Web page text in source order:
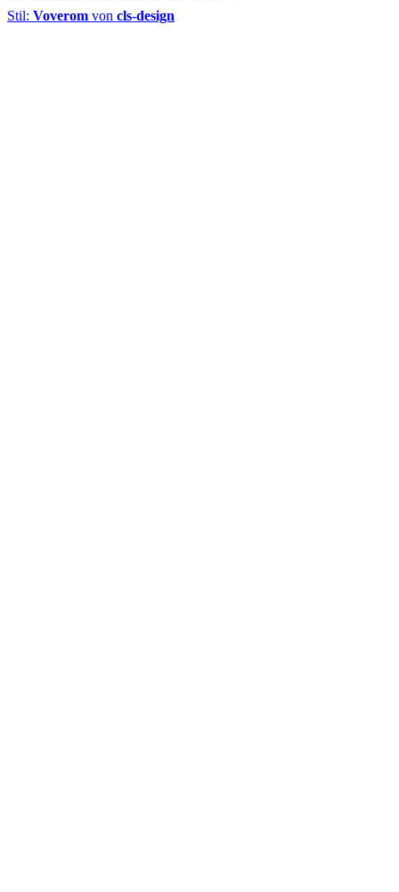
Stil: Voverom von cls-design